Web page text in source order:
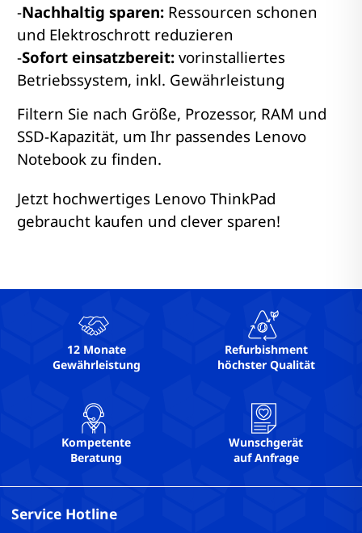
-Nachhaltig sparen: Ressourcen schonen
und Elektroschrott reduzieren
-Sofort einsatzbereit: vorinstalliertes
Betriebssystem, inkl. Gewährleistung
Filtern Sie nach Größe, Prozessor, RAM und
SSD-Kapazität, um Ihr passendes Lenovo
Notebook zu finden.
Jetzt hochwertiges Lenovo ThinkPad
gebraucht kaufen und clever sparen!
12 Monate
Gewährleistung
Refurbishment
höchster Qualität
Kompetente
Beratung
Wunschgerät
auf Anfrage
Service Hotline